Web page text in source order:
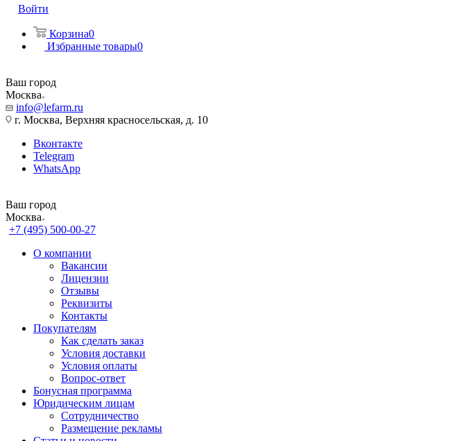
Войти
Корзина0
Избранные товары0
Ваш город
Москва
info@lefarm.ru
г. Москва, Верхняя красносельская, д. 10
Вконтакте
Telegram
WhatsApp
Ваш город
Москва
+7 (495) 500-00-27
О компании
Вакансии
Лицензии
Отзывы
Реквизиты
Контакты
Покупателям
Как сделать заказ
Условия доставки
Условия оплаты
Вопрос-ответ
Бонусная программа
Юридическим лицам
Сотрудничество
Размещение рекламы